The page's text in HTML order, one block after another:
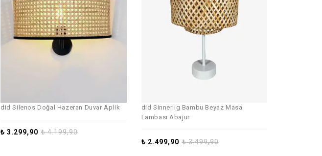
did Silenos Doğal Hazeran Duvar Aplik
₺4.199,90
₺ 3.299,90
did Sinnerlig Bambu Beyaz Masa
Lambası Abajur
₺3.499,90
₺ 2.499,90